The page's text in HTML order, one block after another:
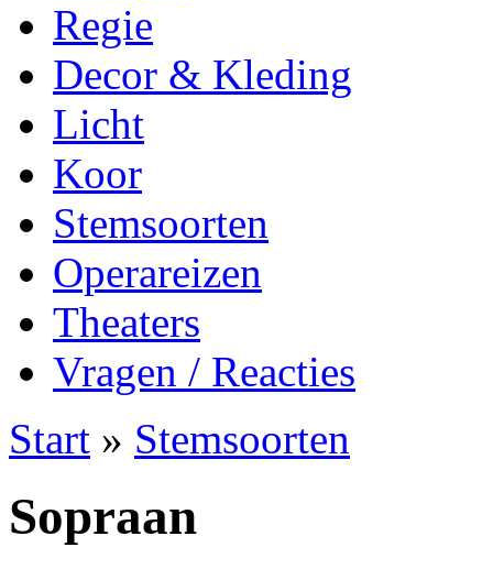
Regie
Decor & Kleding
Licht
Koor
Stemsoorten
Operareizen
Theaters
Vragen / Reacties
Start » Stemsoorten
Sopraan